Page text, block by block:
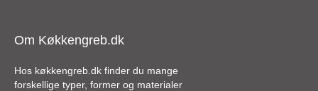
Om Køkkengreb.dk
Hos køkkengreb.dk finder du mange
forskellige typer, former og materialer